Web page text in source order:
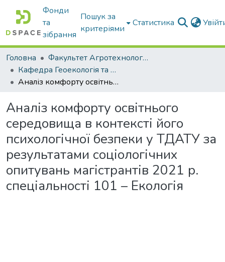
Фонди
та
зібрання
Пошук за
критеріями
Статистика
Головна
Факультет Агротехнологій та екології
Кафедра Геоекологія та землеустрій
Аналіз комфорту освітнього середовища в контексті його психологічної безпеки у ТДАТУ за результатами соціологічних опитувань магістрантів 2021 р. спеціальності 101 – Екологія
Аналіз комфорту освітнього
середовища в контексті його
психологічної безпеки у ТДАТУ за
результатами соціологічних
опитувань магістрантів 2021 р.
спеціальності 101 – Екологія